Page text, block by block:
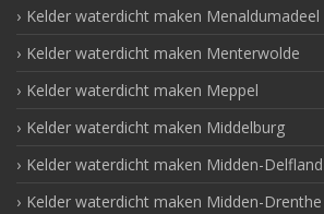
Kelder waterdicht maken Menaldumadeel
Kelder waterdicht maken Menterwolde
Kelder waterdicht maken Meppel
Kelder waterdicht maken Middelburg
Kelder waterdicht maken Midden-Delfland
Kelder waterdicht maken Midden-Drenthe